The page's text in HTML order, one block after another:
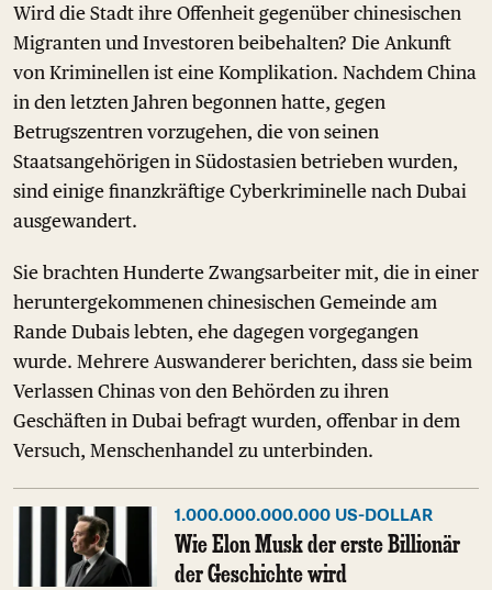
Wird die Stadt ihre Offenheit gegenüber chinesischen
Migranten und Investoren beibehalten? Die Ankunft
von Kriminellen ist eine Komplikation. Nachdem China
in den letzten Jahren begonnen hatte, gegen
Betrugszentren vorzugehen, die von seinen
Staatsangehörigen in Südostasien betrieben wurden,
sind einige finanzkräftige Cyberkriminelle nach Dubai
ausgewandert.
Sie brachten Hunderte Zwangsarbeiter mit, die in einer
heruntergekommenen chinesischen Gemeinde am
Rande Dubais lebten, ehe dagegen vorgegangen
wurde. Mehrere Auswanderer berichten, dass sie beim
Verlassen Chinas von den Behörden zu ihren
Geschäften in Dubai befragt wurden, offenbar in dem
Versuch, Menschenhandel zu unterbinden.
1.000.000.000.000 US-DOLLAR
Wie Elon Musk der erste Billionär
der Geschichte wird